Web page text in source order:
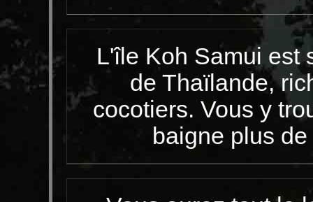
L'île Koh Samui est
de Thaïlande,
cocotiers. Vous y
baigne plus